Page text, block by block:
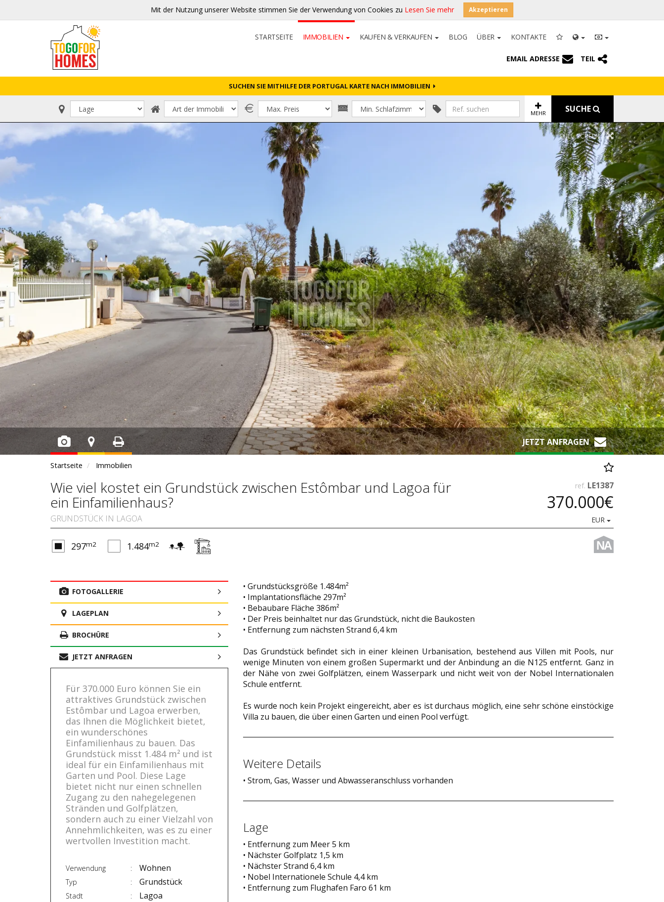
Mit der Nutzung unserer Website stimmen Sie der Verwendung von Cookies zu Lesen Sie mehr Akzeptieren
STARTSEITE IMMOBILIEN KAUFEN & VERKAUFEN BLOG ÜBER KONTAKTE
EMAIL ADRESSE TEIL
SUCHEN SIE MITHILFE DER PORTUGAL KARTE NACH IMMOBILIEN
MEHR SUCHE
FULL SCREEN
JETZT ANFRAGEN
Startseite Immobilien
Wie viel kostet ein Grundstück zwischen Estômbar und Lagoa für
ein Einfamilienhaus?
GRUNDSTÜCK IN LAGOA
ref. LE1387
370.000€
EUR
NA
297m2 1.484m2
FOTOGALLERIE
LAGEPLAN
BROCHÜRE
JETZT ANFRAGEN
Für 370.000 Euro können Sie ein
attraktives Grundstück zwischen
Estômbar und Lagoa erwerben,
das Ihnen die Möglichkeit bietet,
ein wunderschönes
Einfamilienhaus zu bauen. Das
Grundstück misst 1.484 m² und ist
ideal für ein Einfamilienhaus mit
Garten und Pool. Diese Lage
bietet nicht nur einen schnellen
Zugang zu den nahegelegenen
Stränden und Golfplätzen,
sondern auch zu einer Vielzahl von
Annehmlichkeiten, was es zu einer
wertvollen Investition macht.
Verwendung Wohnen
Typ Grundstück
Stadt Lagoa
• Grundstücksgröße 1.484m²
• Implantationsfläche 297m²
• Bebaubare Fläche 386m²
• Der Preis beinhaltet nur das Grundstück, nicht die Baukosten
• Entfernung zum nächsten Strand 6,4 km
Das Grundstück befindet sich in einer kleinen Urbanisation, bestehend aus Villen mit Pools, nur
wenige Minuten von einem großen Supermarkt und der Anbindung an die N125 entfernt. Ganz in
der Nähe von zwei Golfplätzen, einem Wasserpark und nicht weit von der Nobel Internationalen
Schule entfernt.
Es wurde noch kein Projekt eingereicht, aber es ist durchaus möglich, eine sehr schöne einstöckige
Villa zu bauen, die über einen Garten und einen Pool verfügt.
Weitere Details
• Strom, Gas, Wasser und Abwasseranschluss vorhanden
Lage
• Entfernung zum Meer 5 km
• Nächster Golfplatz 1,5 km
• Nächster Strand 6,4 km
• Nobel Internationele Schule 4,4 km
• Entfernung zum Flughafen Faro 61 km